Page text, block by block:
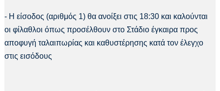
- Η είσοδος (αριθμός 1) θα ανοίξει στις 18:30 και καλούνται
οι φίλαθλοι όπως προσέλθουν στο Στάδιο έγκαιρα προς
αποφυγή ταλαιπωρίας και καθυστέρησης κατά τον έλεγχο
στις εισόδους